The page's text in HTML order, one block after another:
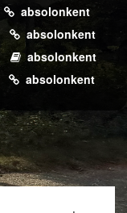
absolonkent
absolonkent
absolonkent
absolonkent